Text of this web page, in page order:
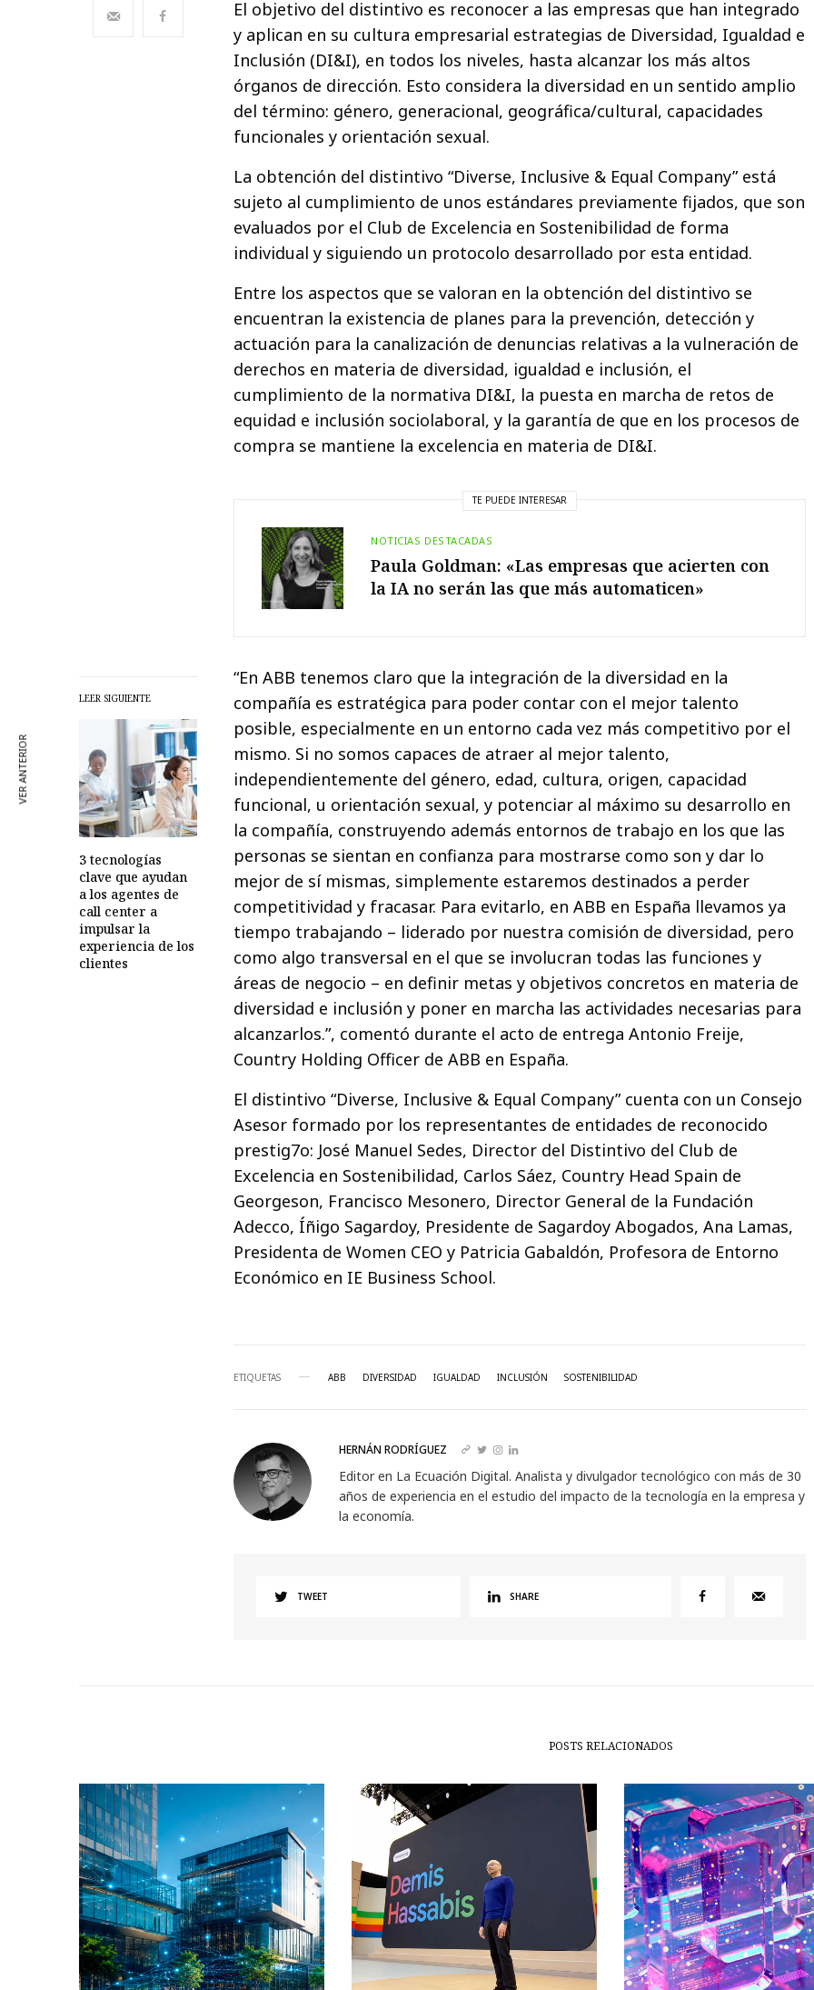
LEER SIGUIENTE
3 tecnologías
clave que ayudan
a los agentes de
call center a
impulsar la
experiencia de los
clientes
El objetivo del distintivo es reconocer a las empresas que han integrado
y aplican en su cultura empresarial estrategias de Diversidad, Igualdad e
Inclusión (DI&I), en todos los niveles, hasta alcanzar los más altos
órganos de dirección. Esto considera la diversidad en un sentido amplio
del término: género, generacional, geográfica/cultural, capacidades
funcionales y orientación sexual.
La obtención del distintivo “Diverse, Inclusive & Equal Company” está
sujeto al cumplimiento de unos estándares previamente fijados, que son
evaluados por el Club de Excelencia en Sostenibilidad de forma
individual y siguiendo un protocolo desarrollado por esta entidad.
Entre los aspectos que se valoran en la obtención del distintivo se
encuentran la existencia de planes para la prevención, detección y
actuación para la canalización de denuncias relativas a la vulneración de
derechos en materia de diversidad, igualdad e inclusión, el
cumplimiento de la normativa DI&I, la puesta en marcha de retos de
equidad e inclusión sociolaboral, y la garantía de que en los procesos de
compra se mantiene la excelencia en materia de DI&I.
TE PUEDE INTERESAR
NOTICIAS DESTACADAS
Paula Goldman: «Las empresas que acierten con
la IA no serán las que más automaticen»
“En ABB tenemos claro que la integración de la diversidad en la
compañía es estratégica para poder contar con el mejor talento
posible, especialmente en un entorno cada vez más competitivo por el
mismo. Si no somos capaces de atraer al mejor talento,
independientemente del género, edad, cultura, origen, capacidad
funcional, u orientación sexual, y potenciar al máximo su desarrollo en
la compañía, construyendo además entornos de trabajo en los que las
personas se sientan en confianza para mostrarse como son y dar lo
mejor de sí mismas, simplemente estaremos destinados a perder
competitividad y fracasar. Para evitarlo, en ABB en España llevamos ya
tiempo trabajando – liderado por nuestra comisión de diversidad, pero
como algo transversal en el que se involucran todas las funciones y
áreas de negocio – en definir metas y objetivos concretos en materia de
diversidad e inclusión y poner en marcha las actividades necesarias para
alcanzarlos.”, comentó durante el acto de entrega Antonio Freije,
Country Holding Officer de ABB en España.
El distintivo “Diverse, Inclusive & Equal Company” cuenta con un Consejo
Asesor formado por los representantes de entidades de reconocido
prestig7o: José Manuel Sedes, Director del Distintivo del Club de
Excelencia en Sostenibilidad, Carlos Sáez, Country Head Spain de
Georgeson, Francisco Mesonero, Director General de la Fundación
Adecco, Íñigo Sagardoy, Presidente de Sagardoy Abogados, Ana Lamas,
Presidenta de Women CEO y Patricia Gabaldón, Profesora de Entorno
Económico en IE Business School.
ETIQUETAS ABB DIVERSIDAD IGUALDAD INCLUSIÓN SOSTENIBILIDAD
HERNÁN RODRÍGUEZ
Editor en La Ecuación Digital. Analista y divulgador tecnológico con más de 30
años de experiencia en el estudio del impacto de la tecnología en la empresa y
la economía.
TWEET SHARE
VER ANTERIOR
POSTS RELACIONADOS